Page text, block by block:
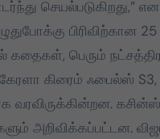
செயல்படுகிறது,”
பிரிவிற்கான
கதைகள், பெரும்
கிரைம் ஃபைல்ஸ்
வரவிருக்கின்றன.
அறிவிக்கப்பட்டன.